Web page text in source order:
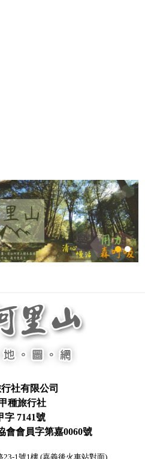
社有限公司
種旅行社
字 7141號
會會員字第嘉0060號
1號1樓 (嘉義後火車站對面)